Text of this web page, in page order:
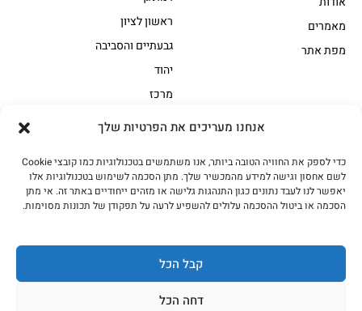
אנחנו מעריכים את הפרטיות שלך
כדי לספק את החוויה הטובה ביותר, אנו משתמשים בטכנולוגיות כמו קובצי Cookie
לשם אחסון וגישה למידע מהמכשיר שלך. מתן הסכמה לשימוש בטכנולוגיות אלו
יאפשר לנו לעבד נתונים כגון התנהגות גלישה או מזהים ייחודיים באתר זה. אי מתן
הסכמה או ביטול ההסכמה עלולים להשפיע לרעה על תפקודן של תכונות מסוימות.
קבל הכל
דחה הכל
אווז
בשר בקר משובח
בשר בקר עגלה משובח
בשר למעשנת
הודו
חלקים אחוריים
מיוחדי מסורת1
נתחי פנים
עוף
ראשון לציון
גבעתיים והסביבה
יהוד
מרכז
מאמרים
מפת אתר